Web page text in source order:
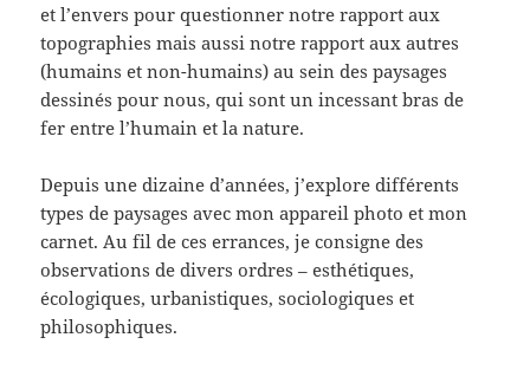
et l’envers pour questionner notre rapport aux
topographies mais aussi notre rapport aux autres
(humains et non-humains) au sein des paysages
dessinés pour nous, qui sont un incessant bras de
fer entre l’humain et la nature.
Depuis une dizaine d’années, j’explore différents
types de paysages avec mon appareil photo et mon
carnet. Au fil de ces errances, je consigne des
observations de divers ordres – esthétiques,
écologiques, urbanistiques, sociologiques et
philosophiques.